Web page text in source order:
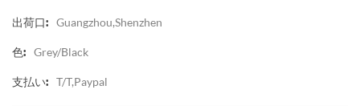
出荷口: Guangzhou,Shenzhen
色: Grey/black
支払い: T/T,Paypal